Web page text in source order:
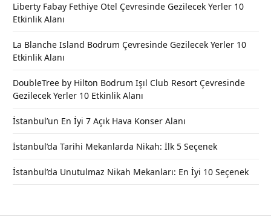
Liberty Fabay Fethiye Otel Çevresinde Gezilecek Yerler 10
Etkinlik Alanı
La Blanche Island Bodrum Çevresinde Gezilecek Yerler 10
Etkinlik Alanı
DoubleTree by Hilton Bodrum Işıl Club Resort Çevresinde
Gezilecek Yerler 10 Etkinlik Alanı
İstanbul’un En İyi 7 Açık Hava Konser Alanı
İstanbul’da Tarihi Mekanlarda Nikah: İlk 5 Seçenek
İstanbul’da Unutulmaz Nikah Mekanları: En İyi 10 Seçenek